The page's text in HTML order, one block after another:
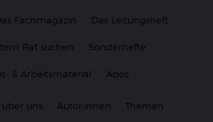
Fachmagazin Das Leitungsheft
Rat suchen Sonderhefte
& Arbeitsmaterial Abos
über uns Autor:innen Themen